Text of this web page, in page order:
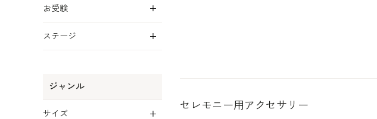
セレモニー用アクセサリー
お受験
ステージ
ジャンル
サイズ